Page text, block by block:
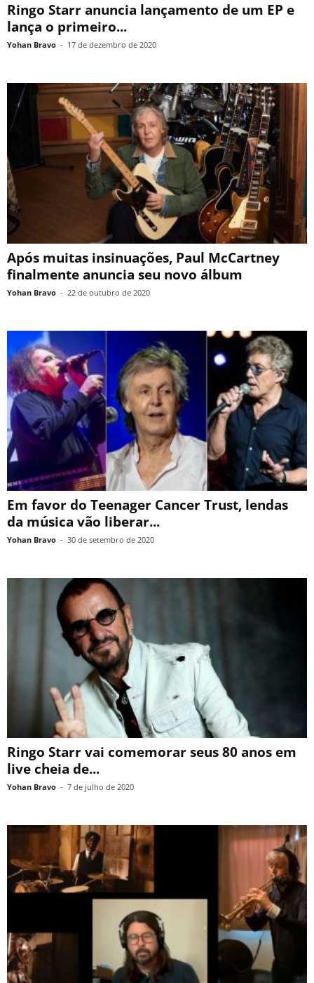
Ringo Starr anuncia lançamento de um EP e
lança o primeiro...
Yohan Bravo - 17 de dezembro de 2020
Após muitas insinuações, Paul McCartney
finalmente anuncia seu novo álbum
Yohan Bravo - 22 de outubro de 2020
Em favor do Teenager Cancer Trust, lendas
da música vão liberar...
Yohan Bravo - 30 de setembro de 2020
Ringo Starr vai comemorar seus 80 anos em
live cheia de...
Yohan Bravo - 7 de julho de 2020